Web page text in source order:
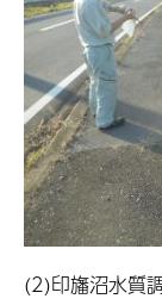
(2)印旛沼水質